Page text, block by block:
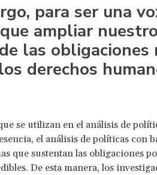
para ser una
ampliar
las obligaciones
derechos
se utilizan en el análisis de
el análisis de políticas con
que sustentan las obligaciones
De esta manera, los